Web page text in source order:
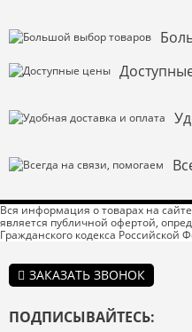
Вся информация о товарах на
является публичной офертой,
Гражданского кодекса Российской
ЗАКАЗАТЬ ЗВОНОК
ПОДПИСЫВАЙТЕСЬ: